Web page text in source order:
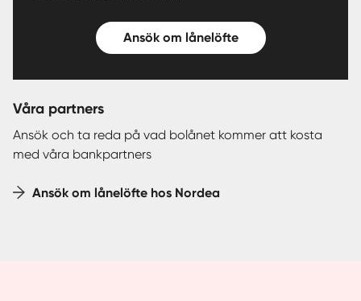
Ansök om lånelöfte
Våra partners
Ansök och ta reda på vad bolånet kommer att kosta
med våra bankpartners
Ansök om lånelöfte hos Nordea